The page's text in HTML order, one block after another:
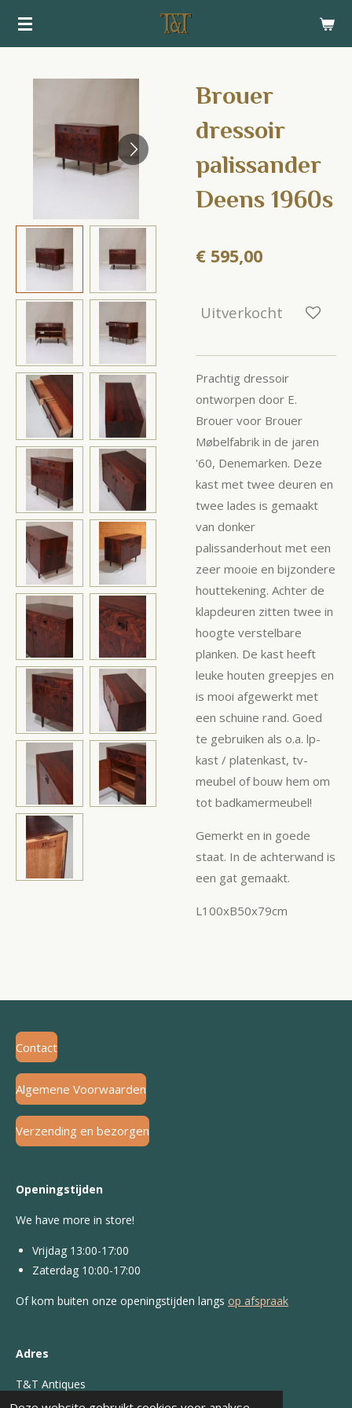
Ga
Brouer
dressoir
palissander
Deens 1960s
€ 595,00
Uitverkocht
Prachtig dressoir
ontworpen door E.
Brouer voor Brouer
Møbelfabrik in de jaren
'60, Denemarken. Deze
kast met twee deuren en
twee lades is gemaakt
van donker
palissanderhout met een
zeer mooie en bijzondere
houttekening. Achter de
klapdeuren zitten twee in
hoogte verstelbare
planken. De kast heeft
leuke houten greepjes en
is mooi afgewerkt met
een schuine rand. Goed
te gebruiken als o.a. lp-
kast / platenkast, tv-
meubel of bouw hem om
tot badkamermeubel!
Gemerkt en in goede
staat. In de achterwand is
een gat gemaakt.
L100xB50x79cm
Contact
Algemene Voorwaarden
Verzending en bezorgen
Openingstijden
We have more in store!
Vrijdag 13:00-17:00
Zaterdag 10:00-17:00
Of kom buiten onze openingstijden langs op afspraak
Adres
T&T Antiques